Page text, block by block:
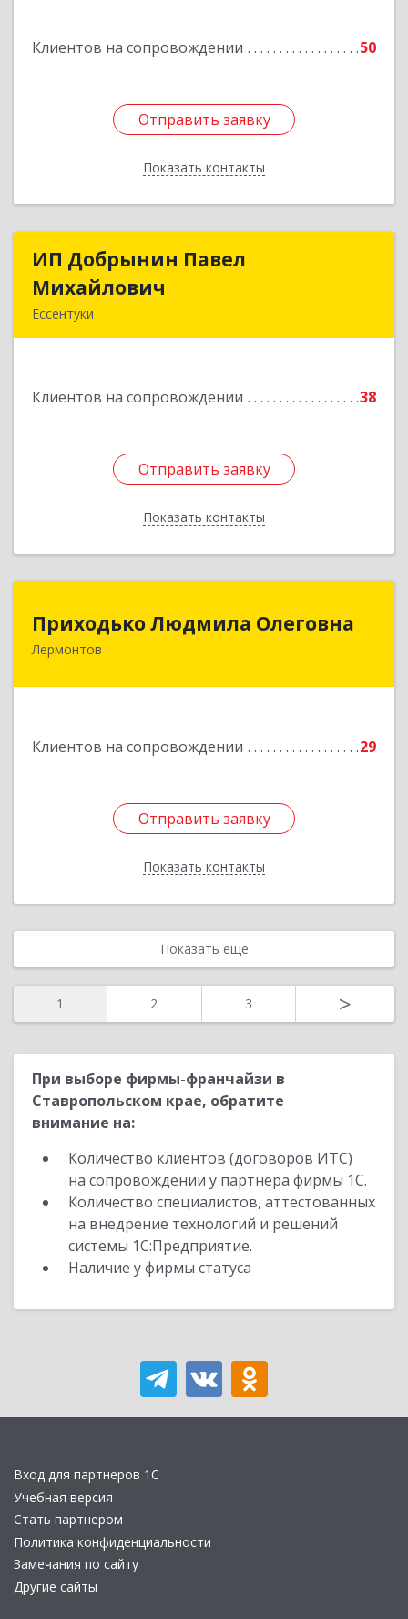
Клиентов на сопровождении 50
Отправить заявку
Показать контакты
Отправить заявку
Назад
ИП Добрынин Павел
Михайлович
Ессентуки
Клиентов на сопровождении 38
Отправить заявку
Показать контакты
ИП Добрынин Павел
Отправить заявку
Назад
Приходько Людмила Олеговна
Лермонтов
Клиентов на сопровождении 29
Отправить заявку
Показать контакты
357341, Лермонтов г, П.Лумумбы ул, дом №
Отправить заявку
Назад
Показать еще
1 2 3 >
При выборе фирмы-франчайзи в
Ставропольском крае, обратите
внимание на:
Количество клиентов (договоров ИТС)
на сопровождении у партнера фирмы 1С.
Количество специалистов, аттестованных
на внедрение технологий и решений
системы 1С:Предприятие.
Наличие у фирмы статуса
Вход для партнеров 1С
Учебная версия
Стать партнером
Политика конфиденциальности
Замечания по сайту
Другие сайты